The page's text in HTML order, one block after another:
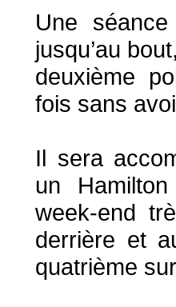
Une
jusqu’au
deuxième
fois sans
Il sera
un
week-end
derrière et
quatrième